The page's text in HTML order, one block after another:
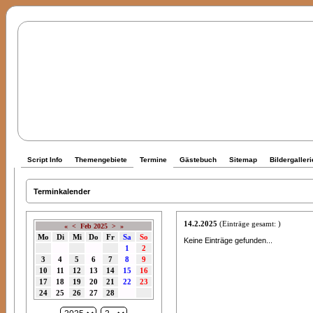
Script Info Themengebiete Termine Gästebuch Sitemap
Terminkalender
« < Feb 2025 > »
Mo Di Mi Do Fr Sa
So
1
2
3
4 5 6 7 8
9
10
11 12 13 14 15
16
17
18 19 20 21 22
23
24
25 26 27 28
14.2.2025 (Einträge gesamt: )
Keine Einträge gefunden...